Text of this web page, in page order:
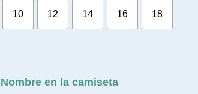
10 12 14 16 18
Nombre en la camiseta